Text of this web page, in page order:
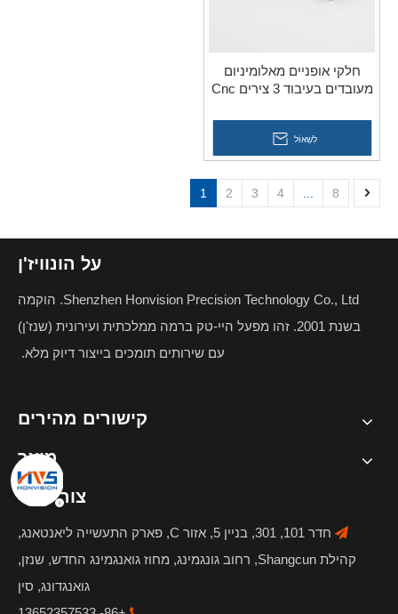
חלקי אופניים מאלומיניום
מעובדים בעיבוד 3 צירים Cnc
לִשְׁאוֹל
1 2 3 4 8
על הונוויז'ן
Shenzhen Honvision Precision Technology Co., Ltd. הוקמה
בשנת 2001. זהו מפעל היי-טק ברמה ממלכתית ועירונית (שנז'ן)
עם שירותים תומכים בייצור דיוק מלא.
קישורים מהירים
מוּצָר
צור קשר

חדר 101, 301, בניין 5, אזור C, פארק התעשייה ליאנטאנג,
קהילת Shangcun, רחוב גונגמינג, מחוז גואנגמינג החדש, שנזן,
גואנגדונג, סין